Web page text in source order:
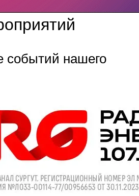
событий нашего